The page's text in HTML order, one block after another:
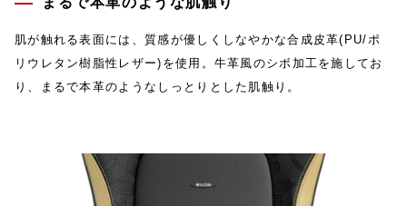
肌が触れる表面には、質感が優しくしなやかな合成皮革(PU/ポ
リウレタン樹脂性レザー)を使用。牛革風のシボ加工を施してお
り、まるで本革のようなしっとりとした肌触り。